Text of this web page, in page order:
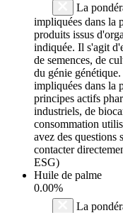
La
impliquées dans la
produits issus
indiquée. Il s'agit
de semences, de
du génie
impliquées dans la
principes actifs
industriels, de
consommation
avez des questions
contacter
ESG)
Huile de palme
0.00%
La